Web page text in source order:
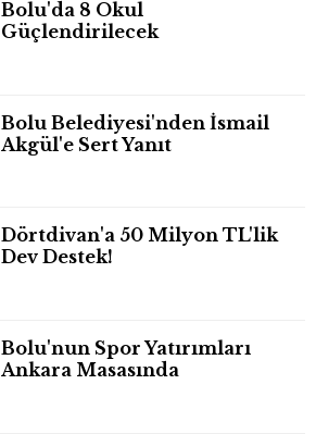
Bolu'da 8 Okul
Güçlendirilecek
Bolu Belediyesi'nden İsmail
Akgül'e Sert Yanıt
Dörtdivan'a 50 Milyon TL'lik
Dev Destek!
Bolu'nun Spor Yatırımları
Ankara Masasında